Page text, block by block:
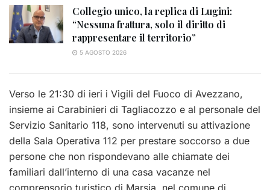
Collegio unico, la replica di Lugini:
“Nessuna frattura, solo il diritto di
rappresentare il territorio”
5 AGOSTO 2026
Verso le 21:30 di ieri i Vigili del Fuoco di Avezzano,
insieme ai Carabinieri di Tagliacozzo e al personale del
Servizio Sanitario 118, sono intervenuti su attivazione
della Sala Operativa 112 per prestare soccorso a due
persone che non rispondevano alle chiamate dei
familiari dall’interno di una casa vacanze nel
comprensorio turistico di Marsia, nel comune di